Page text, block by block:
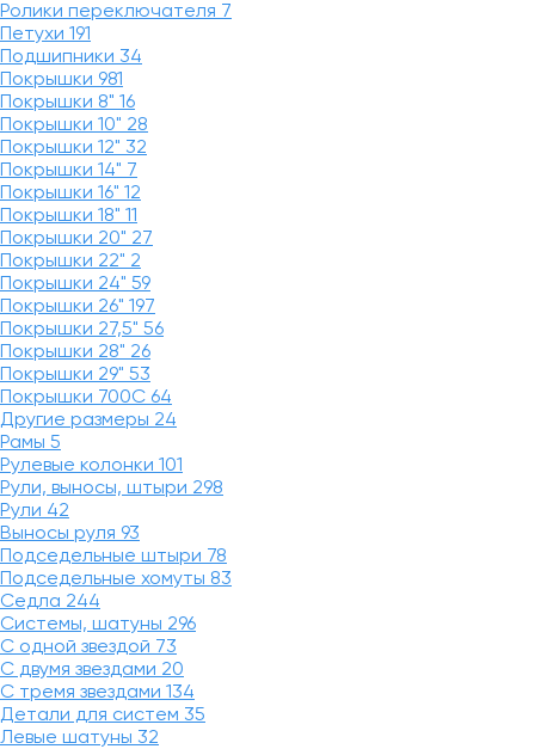
Ролики переключателя 7
Петухи 191
Подшипники 34
Покрышки 981
Покрышки 8" 16
Покрышки 10" 28
Покрышки 12" 32
Покрышки 14" 7
Покрышки 16" 12
Покрышки 18" 11
Покрышки 20" 27
Покрышки 22" 2
Покрышки 24" 59
Покрышки 26" 197
Покрышки 27,5" 56
Покрышки 28" 26
Покрышки 29" 53
Покрышки 700C 64
Другие размеры 24
Рамы 5
Рулевые колонки 101
Рули, выносы, штыри 298
Рули 42
Выносы руля 93
Подседельные штыри 78
Подседельные хомуты 83
Седла 244
Системы, шатуны 296
С одной звездой 73
С двумя звездами 20
С тремя звездами 134
Детали для систем 35
Левые шатуны 32